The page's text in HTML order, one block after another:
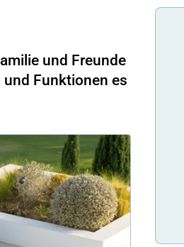
und Freunde
Funktionen es